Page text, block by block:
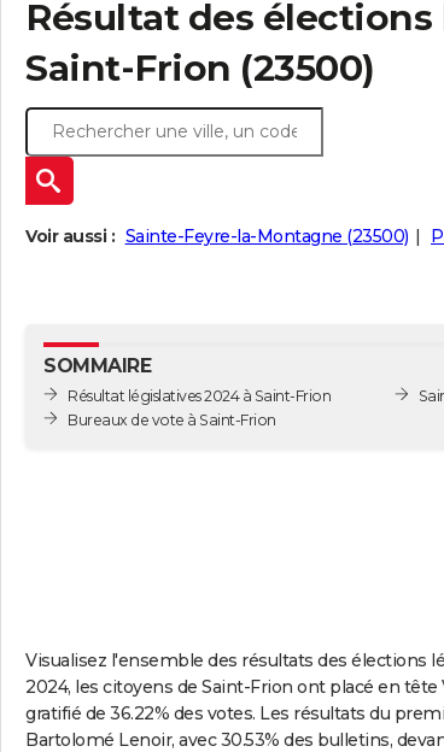
Résultat des
Saint-Frion (23500)
Voir aussi : Sainte-Feyre-la-Montagne (23500)
SOMMAIRE
Résultat législatives 2024 à Saint-Frion
Bureaux de vote à Saint-Frion
Visualisez l'ensemble des résultats des élections
2024, les citoyens de Saint-Frion ont placé en
gratifié de 36.22% des votes. Les résultats du
Bartolomé Lenoir, avec 30.53% des bulletins,